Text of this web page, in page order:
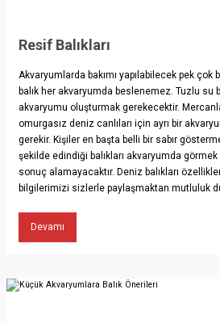
Resif Balıkları
Akvaryumlarda bakımı yapılabilecek pek çok
balık her akvaryumda beslenemez. Tuzlu su
akvaryumu oluşturmak gerekecektir.
omurgasız deniz canlıları için ayrı bir
gerekir. Kişiler en başta belli bir sabır
şekilde edindiği balıkları akvaryumda
sonuç alamayacaktır. Deniz balıkları
bilgilerimizi sizlerle paylaşmaktan mutluluk
Devamı